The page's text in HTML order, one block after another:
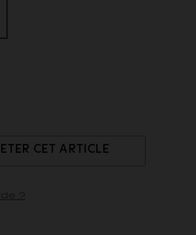
CET ARTICLE